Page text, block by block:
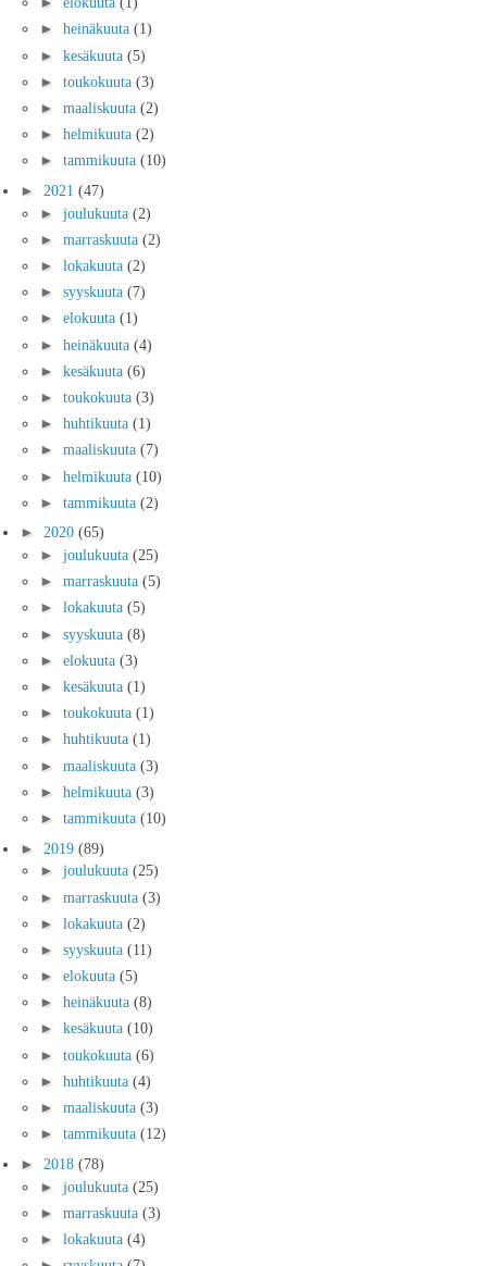
► heinäkuuta (1)
► kesäkuuta (5)
► toukokuuta (3)
► maaliskuuta (2)
► helmikuuta (2)
► tammikuuta (10)
► 2021 (47)
► joulukuuta (2)
► marraskuuta (2)
► lokakuuta (2)
► syyskuuta (7)
► elokuuta (1)
► heinäkuuta (4)
► kesäkuuta (6)
► toukokuuta (3)
► huhtikuuta (1)
► maaliskuuta (7)
► helmikuuta (10)
► tammikuuta (2)
► 2020 (65)
► joulukuuta (25)
► marraskuuta (5)
► lokakuuta (5)
► syyskuuta (8)
► elokuuta (3)
► kesäkuuta (1)
► toukokuuta (1)
► huhtikuuta (1)
► maaliskuuta (3)
► helmikuuta (3)
► tammikuuta (10)
► 2019 (89)
► joulukuuta (25)
► marraskuuta (3)
► lokakuuta (2)
► syyskuuta (11)
► elokuuta (5)
► heinäkuuta (8)
► kesäkuuta (10)
► toukokuuta (6)
► huhtikuuta (4)
► maaliskuuta (3)
► tammikuuta (12)
► 2018 (78)
► joulukuuta (25)
► marraskuuta (3)
► lokakuuta (4)